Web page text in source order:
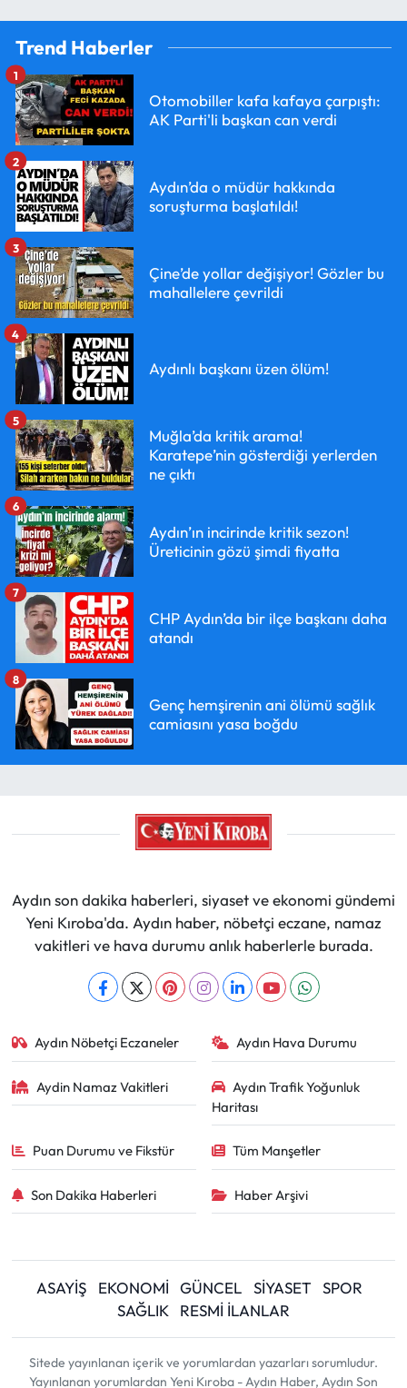
Trend Haberler
Otomobiller kafa kafaya çarpıştı:
AK Parti'li başkan can verdi
1
Aydın’da o müdür hakkında
soruşturma başlatıldı!
2
Çine’de yollar değişiyor! Gözler bu
mahallelere çevrildi
3
Aydınlı başkanı üzen ölüm!
4
Muğla’da kritik arama!
Karatepe’nin gösterdiği yerlerden
ne çıktı
5
Aydın’ın incirinde kritik sezon!
Üreticinin gözü şimdi fiyatta
6
CHP Aydın’da bir ilçe başkanı daha
atandı
7
Genç hemşirenin ani ölümü sağlık
camiasını yasa boğdu
8
Aydın son dakika haberleri, siyaset ve ekonomi gündemi
Yeni Kıroba'da. Aydın haber, nöbetçi eczane, namaz
vakitleri ve hava durumu anlık haberlerle burada.
Aydın Nöbetçi Eczaneler Aydın Hava Durumu
Aydin Namaz Vakitleri
Aydın Trafik Yoğunluk
Haritası
Puan Durumu ve Fikstür Tüm Manşetler
Son Dakika Haberleri Haber Arşivi
ASAYİŞ EKONOMİ GÜNCEL SİYASET
SPOR
SAĞLIK
RESMİ İLANLAR
Sitede yayınlanan içerik ve yorumlardan yazarları sorumludur.
Yayınlanan yorumlardan Yeni Kıroba - Aydın Haber, Aydın Son